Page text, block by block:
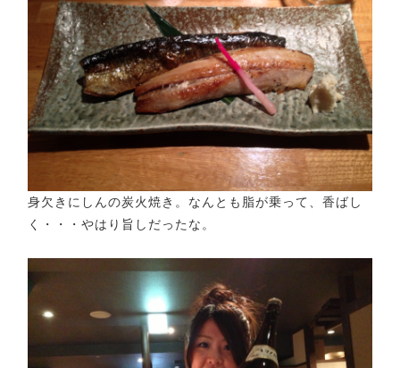
身欠きにしんの炭火焼き。なんとも脂が乗って、香ばし
く・・・やはり旨しだったな。